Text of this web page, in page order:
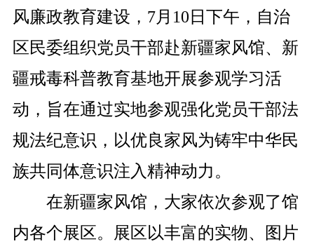
风廉政教育建设， 7月10日下午，自治
区民委组织党员干部赴新疆家风馆、新
疆戒毒科普教育基地开展参观学习活
动，旨在通过实地参观强化党员干部法
规法纪意识，以优良家风为铸牢中华民
族共同体意识注入精神动力。
在新疆家风馆，大家依次参观了馆
内各个展区。展区以丰富的实物、图片